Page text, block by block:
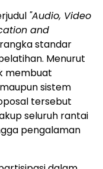
"Audio, Video
and
standar
Menurut
membuat
sistem
tersebut
seluruh rantai
pengalaman